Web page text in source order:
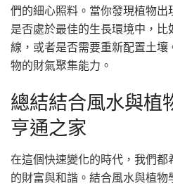
們的細心照料。當你發現植物
是否處於最佳的生長環境中，
線，或者是否需要重新配置土
物的財氣聚集能力。
總結結合風水與植
亨通之家
在這個快速變化的時代，我們
的財富與和諧。結合風水與植